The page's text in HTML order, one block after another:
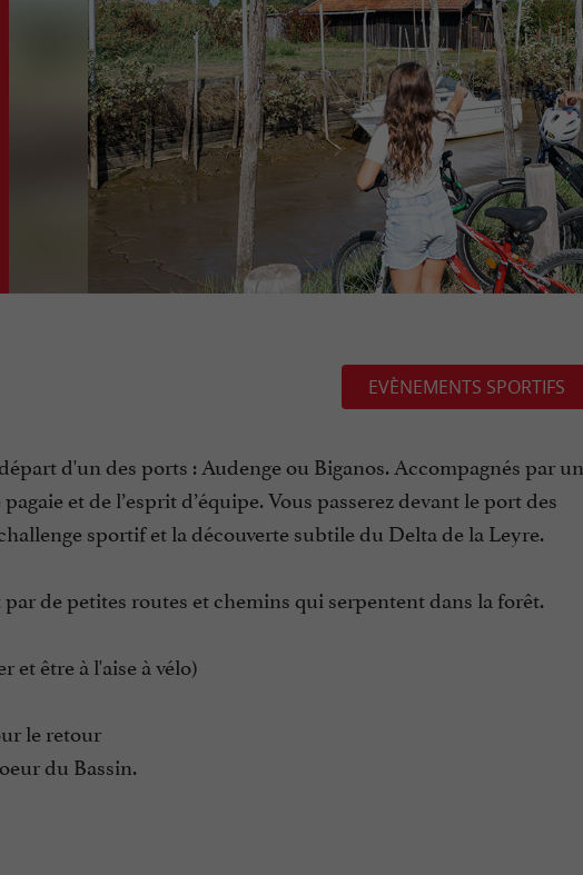
EVÈNEMENTS SPORTIFS
d'un des ports : Audenge ou Biganos. Accompagnés par un
et de l’esprit d’équipe. Vous passerez devant le port des
sportif et la découverte subtile du Delta de la Leyre.
de petites routes et chemins qui serpentent dans la forêt.
et être à l'aise à vélo)
le retour
du Bassin.